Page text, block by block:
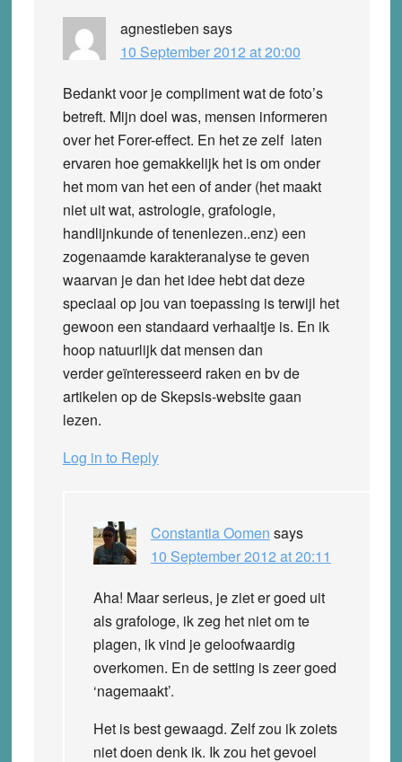
agnestieben says
10 September 2012 at 20:00
Bedankt voor je compliment wat de foto’s
betreft. Mijn doel was, mensen informeren
over het Forer-effect. En het ze zelf laten
ervaren hoe gemakkelijk het is om onder
het mom van het een of ander (het maakt
niet uit wat, astrologie, grafologie,
handlijnkunde of tenenlezen..enz) een
zogenaamde karakteranalyse te geven
waarvan je dan het idee hebt dat deze
speciaal op jou van toepassing is terwijl het
gewoon een standaard verhaaltje is. En ik
hoop natuurlijk dat mensen dan
verder geïnteresseerd raken en bv de
artikelen op de Skepsis-website gaan
lezen.
Log in to Reply
Constantia Oomen says
10 September 2012 at 20:11
Aha! Maar serieus, je ziet er goed uit
als grafologe, ik zeg het niet om te
plagen, ik vind je geloofwaardig
overkomen. En de setting is zeer goed
‘nagemaakt’.
Het is best gewaagd. Zelf zou ik zoiets
niet doen denk ik. Ik zou het gevoel